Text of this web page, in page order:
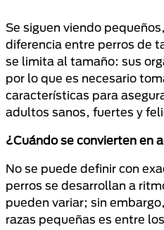
Se siguen viendo
diferencia entre perros de
se limita al tamaño: sus
por lo que es necesario
características para
adultos sanos, fuertes y
¿Cuándo se convierten en
No se puede definir con
perros se desarrollan a
pueden variar; sin
razas pequeñas es entre